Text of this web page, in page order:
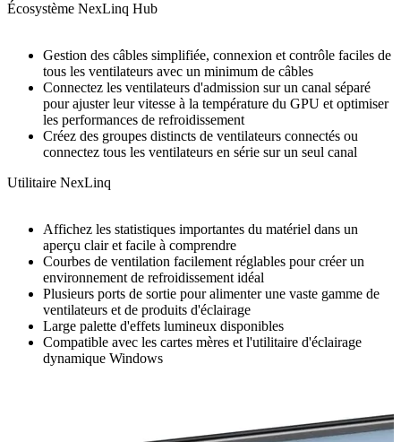
Écosystème NexLinq Hub
Gestion des câbles simplifiée, connexion et contrôle faciles de
tous les ventilateurs avec un minimum de câbles
Connectez les ventilateurs d'admission sur un canal séparé
pour ajuster leur vitesse à la température du GPU et optimiser
les performances de refroidissement
Créez des groupes distincts de ventilateurs connectés ou
connectez tous les ventilateurs en série sur un seul canal
Utilitaire NexLinq
Affichez les statistiques importantes du matériel dans un
aperçu clair et facile à comprendre
Courbes de ventilation facilement réglables pour créer un
environnement de refroidissement idéal
Plusieurs ports de sortie pour alimenter une vaste gamme de
ventilateurs et de produits d'éclairage
Large palette d'effets lumineux disponibles
Compatible avec les cartes mères et l'utilitaire d'éclairage
dynamique Windows